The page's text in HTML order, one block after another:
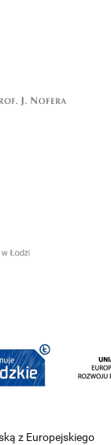
z Europejskiego